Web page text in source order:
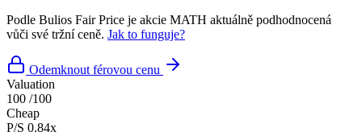
Podle Bulios Fair Price je akcie MATH aktuálně podhodnocená
vůči své tržní ceně. Jak to funguje?
Odemknout férovou cenu
Valuation
100 /100
Cheap
P/S 0.84x